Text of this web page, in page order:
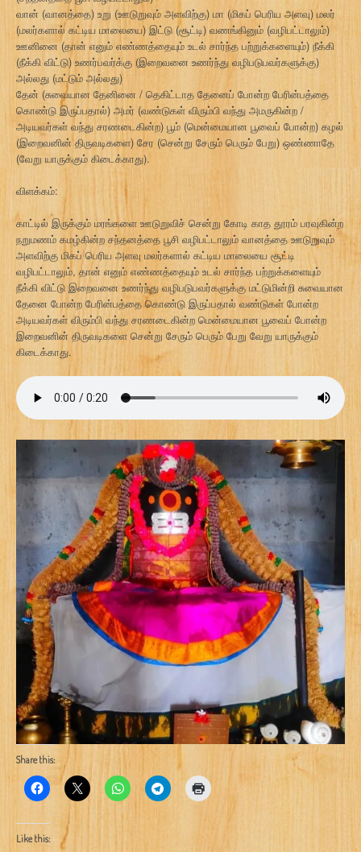
வான் (வானத்தை) உறு (ஊடுறுவும் அளவிற்கு) மா (மிகப் பெரிய அளவு) மலர்
(மலர்களால் கட்டிய மாலையை) இட்டு (சூட்டி) வணங்கினும் (வழிபட்டாலும்)
ஊனினை (தான் எனும் எண்ணத்தையும் உடல் சார்ந்த பற்றுக்களையும்) நீக்கி
(நீக்கி விட்டு) உணர்பவர்க்கு (இறைவனை உணர்ந்து வழிபடுபவர்களுக்கு)
அல்லது (மட்டும் அல்லது)
தேன் (சுவையான தேனினை / தெகிட்டாத தேனைப் போன்ற பேரின்பத்தை
கொண்டு இருப்பதால்) அமர் (வண்டுகள் விரும்பி வந்து அமருகின்ற /
அடியவர்கள் வந்து சரணடைகின்ற) பூம் (மென்மையான பூவைப் போன்ற) கழல்
(இறைவனின் திருவடிகளை) சேர (சென்று சேரும் பெரும் பேறு) ஒண்ணாதே
(வேறு யாருக்கும் கிடைக்காது).
விளக்கம்:
காட்டில் இருக்கும் மரங்களை ஊடுறுவிச் சென்று கோடி காத தூரம் பரவுகின்ற
நறுமணம் கமழ்கின்ற சந்தனத்தை பூசி வழிபட்டாலும் வானத்தை ஊடுறுவும்
அளவிற்கு மிகப் பெரிய அளவு மலர்களால் கட்டிய மாலையை சூட்டி
வழிபட்டாலும், தான் எனும் எண்ணத்தையும் உடல் சார்ந்த பற்றுக்களையும்
நீக்கி விட்டு இறைவனை உணர்ந்து வழிபடுபவர்களுக்கு மட்டுமின்றி சுவையான
தேனை போன்ற பேரின்பத்தை கொண்டு இருப்பதால் வண்டுகள் போன்ற
அடியவர்கள் விரும்பி வந்து சரணடைகின்ற மென்மையான பூவைப் போன்ற
இறைவனின் திருவடிகளை சென்று சேரும் பெரும் பேறு வேறு யாருக்கும்
கிடைக்காது.
Share this:
Like this: